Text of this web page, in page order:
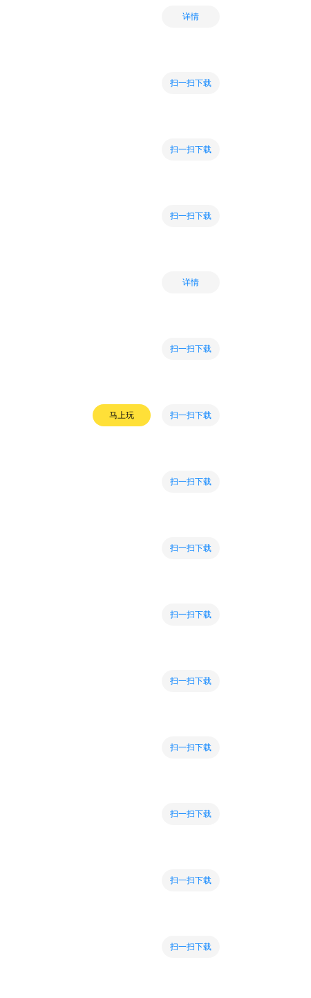
详情
扫一扫下载
扫一扫下载
扫一扫下载
详情
扫一扫下载
马上玩 扫一扫下载
扫一扫下载
扫一扫下载
扫一扫下载
扫一扫下载
扫一扫下载
扫一扫下载
扫一扫下载
扫一扫下载